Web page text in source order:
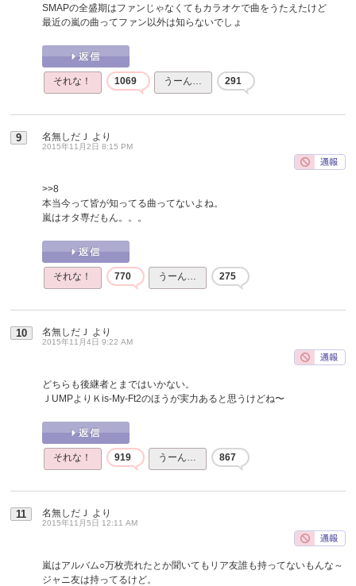
SMAPの全盛期はファンじゃなくてもカラオケで曲をうたえたけど
最近の嵐の曲ってファン以外は知らないでしょ
それな！ 1069 うーん… 291
9 名無しだＪ より
2015年11月2日 8:15 PM
>>8
本当今って皆が知ってる曲ってないよね。
嵐はオタ専だもん。。。
それな！ 770 うーん… 275
10 名無しだＪ より
2015年11月4日 9:22 AM
どちらも後継者とまではいかない。
ＪUMPよりＫis-My-Ft2のほうが実力あると思うけどね〜
それな！ 919 うーん… 867
11 名無しだＪ より
2015年11月5日 12:11 AM
嵐はアルバム○万枚売れたとか聞いてもリア友誰も持ってないもんな～
ジャニ友は持ってるけど。